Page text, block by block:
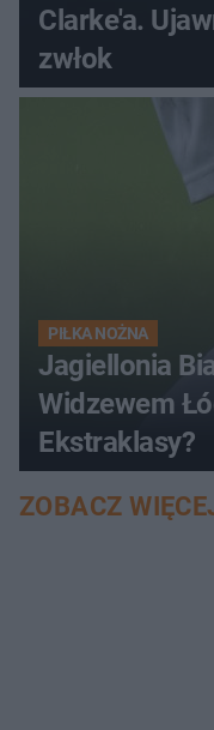
Clarke'a.
zwłok
PIŁKA NOŻNA
Jagiellonia
Widzewem
Ekstraklasy?
ZOBACZ